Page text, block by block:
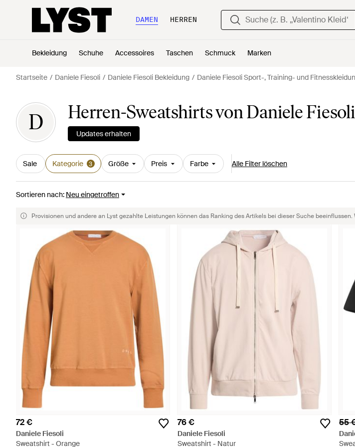
DAMEN HERREN
Bekleidung Schuhe Accessoires Taschen Schmuck Marken
Startseite Daniele Fiesoli Daniele Fiesoli Bekleidung Daniele Fiesoli Sport-, Training- und
D Herren-Sweatshirts von Daniele Fiesoli
Updates erhalten
Sale Kategorie 3 Größe Preis Farbe Alle Filter löschen
Sortieren nach: Neu eingetroffen
Provisionen und andere an Lyst gezahlte Leistungen können das Ranking des Artikels bei dieser Suche
72 €
Daniele Fiesoli
Sweatshirt - Orange
76 €
Daniele Fiesoli
Sweatshirt - Natur
55